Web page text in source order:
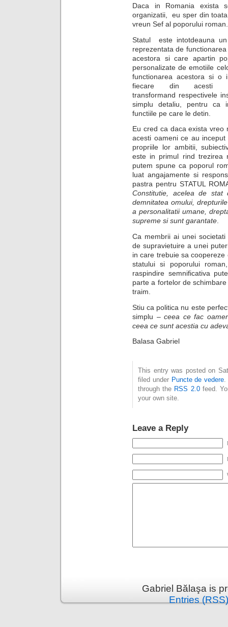
Daca in Romania exista
organizatii, eu sper din
vreun Sef al poporului roman.
Statul este intotdeauna
reprezentata de
acestora si care apartin
personalizate de emotiile
functionarea acestora si o
fiecare din acesti
transformand respectivele
simplu detaliu, pentru ca
functiile pe care le detin.
Eu cred ca daca exista vreo
acesti oameni ce au
propriile lor ambitii,
este in primul rind
putem spune ca poporul
luat angajamente si
pastra pentru STATUL
Constitutie, acelea de
demnitatea omului,
a personalitatii umane,
supreme si sunt garantate.
Ca membrii ai unei
de supravietuire a unei
in care trebuie sa
statului si poporului
raspindire semnificativa
parte a fortelor de
traim.
Stiu ca politica nu este
simplu –ceea ce fac
ceea ce sunt acestia cu
Balasa Gabriel
This entry was posted on
filed under Puncte de vedere.
through the RSS 2.0feed.
your own site.
Leave a Reply
Gabriel Bălaşa is
Entries (RSS)